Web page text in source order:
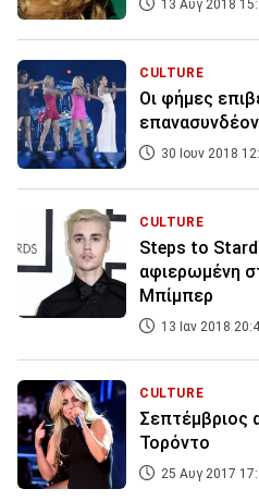
13 Αυγ 2018
CULTURE
Οι φήμες
30 Ιουν 2018
CULTURE
Steps to
αφιερωμένη
Μπίμπερ
13 Ιαν 2018
CULTURE
Σεπτέμβριος
Τορόντο
25 Αυγ 2017